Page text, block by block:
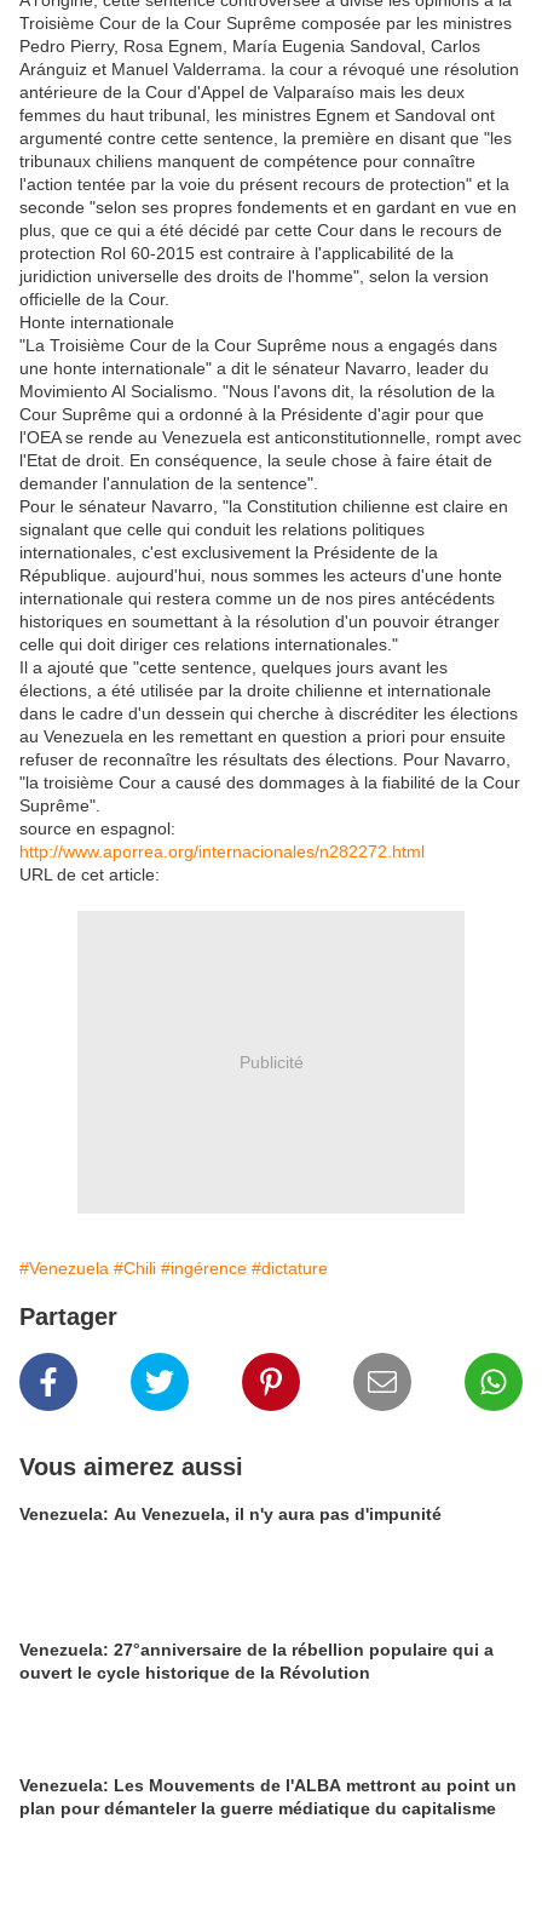
Troisième Cour de la Cour Suprême composée par les ministres
Pedro Pierry, Rosa Egnem, María Eugenia Sandoval, Carlos
Aránguiz et Manuel Valderrama. la cour a révoqué une résolution
antérieure de la Cour d'Appel de Valparaíso mais les deux
femmes du haut tribunal, les ministres Egnem et Sandoval ont
argumenté contre cette sentence, la première en disant que "les
tribunaux chiliens manquent de compétence pour connaître
l'action tentée par la voie du présent recours de protection" et la
seconde "selon ses propres fondements et en gardant en vue en
plus, que ce qui a été décidé par cette Cour dans le recours de
protection Rol 60-2015 est contraire à l'applicabilité de la
juridiction universelle des droits de l'homme", selon la version
officielle de la Cour.
Honte internationale
"La Troisième Cour de la Cour Suprême nous a engagés dans
une honte internationale" a dit le sénateur Navarro, leader du
Movimiento Al Socialismo. "Nous l'avons dit, la résolution de la
Cour Suprême qui a ordonné à la Présidente d'agir pour que
l'OEA se rende au Venezuela est anticonstitutionnelle, rompt avec
l'Etat de droit. En conséquence, la seule chose à faire était de
demander l'annulation de la sentence".
Pour le sénateur Navarro, "la Constitution chilienne est claire en
signalant que celle qui conduit les relations politiques
internationales, c'est exclusivement la Présidente de la
République. aujourd'hui, nous sommes les acteurs d'une honte
internationale qui restera comme un de nos pires antécédents
historiques en soumettant à la résolution d'un pouvoir étranger
celle qui doit diriger ces relations internationales."
Il a ajouté que "cette sentence, quelques jours avant les
élections, a été utilisée par la droite chilienne et internationale
dans le cadre d'un dessein qui cherche à discréditer les élections
au Venezuela en les remettant en question a priori pour ensuite
refuser de reconnaître les résultats des élections. Pour Navarro,
"la troisième Cour a causé des dommages à la fiabilité de la Cour
Suprême".
source en espagnol:
http://www.aporrea.org/internacionales/n282272.html
URL de cet article:
Publicité
#Venezuela #Chili #ingérence #dictature
Partager
Vous aimerez aussi
Venezuela: Au Venezuela, il n'y aura pas d'impunité
Venezuela: 27°anniversaire de la rébellion populaire qui a
ouvert le cycle historique de la Révolution
Venezuela: Les Mouvements de l'ALBA mettront au point un
plan pour démanteler la guerre médiatique du capitalisme